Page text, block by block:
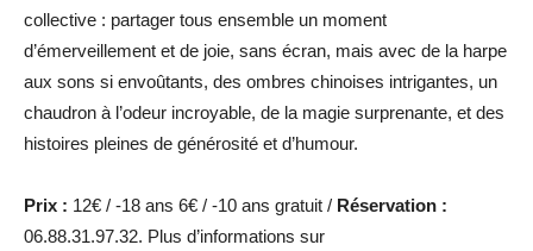
collective : partager tous ensemble un moment
d’émerveillement et de joie, sans écran, mais avec de la harpe
aux sons si envoûtants, des ombres chinoises intrigantes, un
chaudron à l’odeur incroyable, de la magie surprenante, et des
histoires pleines de générosité et d’humour.
Prix : 12€ / -18 ans 6€ / -10 ans gratuit / Réservation :
06.88.31.97.32. Plus d’informations sur